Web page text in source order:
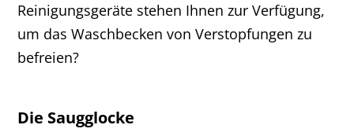
Reinigungsgeräte stehen Ihnen zur Verfügung,
um das Waschbecken von Verstopfungen zu
befreien?
Die Saugglocke